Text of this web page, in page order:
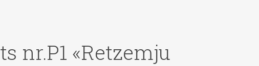
nr.P1 «Retzemju